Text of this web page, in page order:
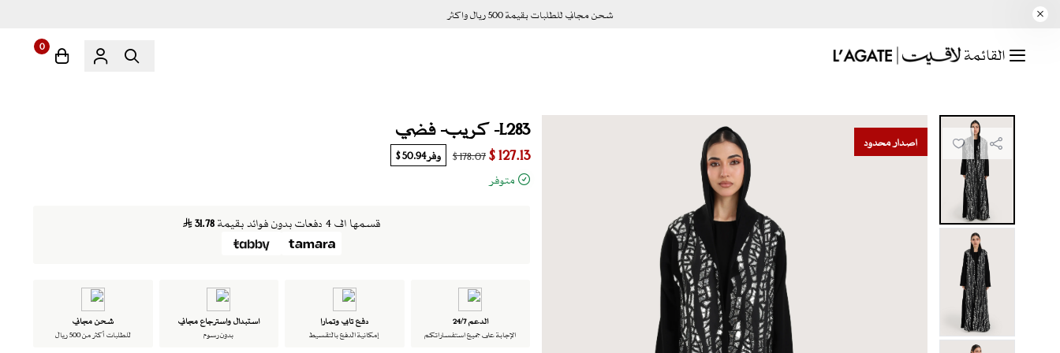
شحن مجاني للطلبات بقيمة 500 ريال واكثر
القائمة 0
إصدار محدود L283- كريب- فضي
127.13 $
178.07 $ وفر50.94 $
متوفر
قسمها الى 4 دفعات بدون فوائد بقيمة 31.78
الدعم 24/7
الإجابة على جميع استفساراتكم
دفع تابي وتمارا
إمكانية الدفع بالتقسيط
استبدال واسترجاع مجاني
بدون رسوم
شحن مجاني
للطلبات أكثر من 500 ريال